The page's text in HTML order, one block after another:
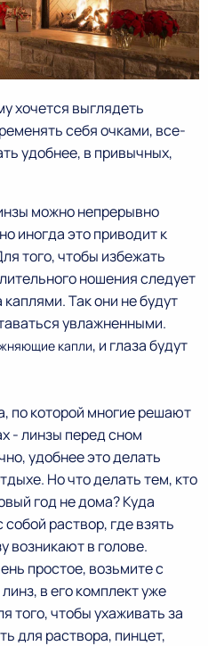
хочется выглядеть
себя очками, все-
удобнее, в привычных,
можно непрерывно
иногда это приводит к
того, чтобы избежать
ношения следует
Так они не будут
увлажненными.
капли, и глаза будут
по которой многие решают
- линзы перед сном
удобнее это делать
Но что делать тем, кто
год не дома? Куда
раствор, где взять
возникают в голове.
простое, возьмите с
в его комплект уже
того, чтобы ухаживать за
для раствора, пинцет,